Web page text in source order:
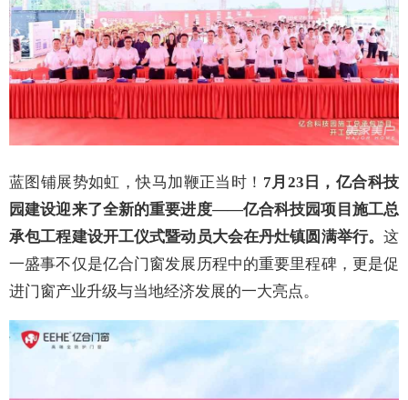
蓝图铺展势如虹，快马加鞭正当时！ 7月23日，亿合科技
园建设迎来了全新的重要进度——亿合科技园项目施工总
承包工程建设开工仪式暨动员大会在丹灶镇圆满举行。 这
一盛事不仅是亿合门窗发展历程中的重要里程碑，更是促
进门窗产业升级与当地经济发展的一大亮点。